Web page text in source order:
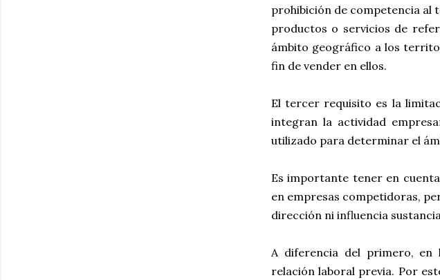
prohibición de competencia al
productos o servicios de
ámbito geográfico a los
fin de vender en ellos.
El tercer requisito es la
integran la actividad
utilizado para determinar el
Es importante tener en
en empresas competidoras,
dirección ni influencia
A diferencia del primero, en
relación laboral previa. Por